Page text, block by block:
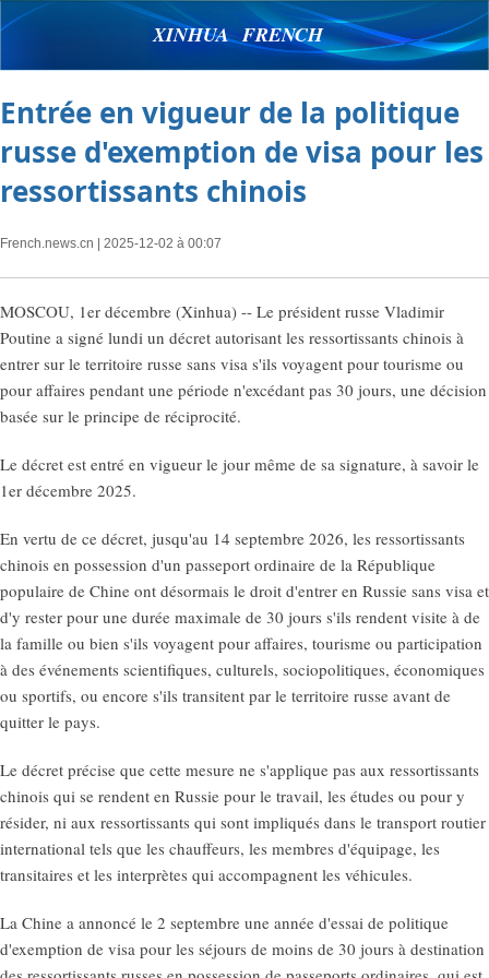
XINHUA FRENCH
Entrée en vigueur de la politique
russe d'exemption de visa pour les
ressortissants chinois
French.news.cn | 2025-12-02 à 00:07
MOSCOU, 1er décembre (Xinhua) -- Le président russe Vladimir
Poutine a signé lundi un décret autorisant les ressortissants chinois à
entrer sur le territoire russe sans visa s'ils voyagent pour tourisme ou
pour affaires pendant une période n'excédant pas 30 jours, une décision
basée sur le principe de réciprocité.
Le décret est entré en vigueur le jour même de sa signature, à savoir le
1er décembre 2025.
En vertu de ce décret, jusqu'au 14 septembre 2026, les ressortissants
chinois en possession d'un passeport ordinaire de la République
populaire de Chine ont désormais le droit d'entrer en Russie sans visa et
d'y rester pour une durée maximale de 30 jours s'ils rendent visite à de
la famille ou bien s'ils voyagent pour affaires, tourisme ou participation
à des événements scientifiques, culturels, sociopolitiques, économiques
ou sportifs, ou encore s'ils transitent par le territoire russe avant de
quitter le pays.
Le décret précise que cette mesure ne s'applique pas aux ressortissants
chinois qui se rendent en Russie pour le travail, les études ou pour y
résider, ni aux ressortissants qui sont impliqués dans le transport routier
international tels que les chauffeurs, les membres d'équipage, les
transitaires et les interprètes qui accompagnent les véhicules.
La Chine a annoncé le 2 septembre une année d'essai de politique
d'exemption de visa pour les séjours de moins de 30 jours à destination